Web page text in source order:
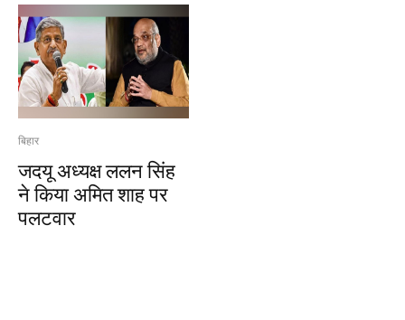
बिहार
जदयू अध्यक्ष ललन सिंह
ने किया अमित शाह पर
पलटवार